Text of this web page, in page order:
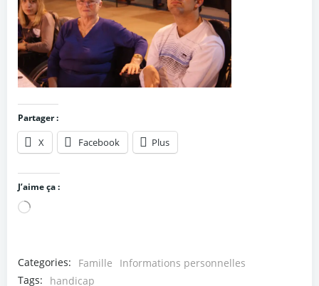
Partager :
X Facebook Plus
J’aime ça :
Chargement…
Categories: Famille
Informations personnelles
Tags:
handicap